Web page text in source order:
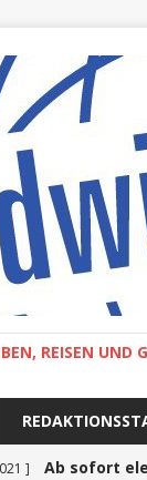
REISEN UND
] Ab sofort